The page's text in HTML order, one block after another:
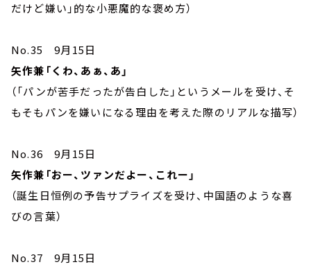
だけど嫌い」的な小悪魔的な褒め方）
No.35 9月15日
矢作兼「くわ、あぁ、あ」
（「パンが苦手だったが告白した」というメールを受け、そ
もそもパンを嫌いになる理由を考えた際のリアルな描写）
No.36 9月15日
矢作兼「おー、ツァンだよー、これー」
（誕生日恒例の予告サプライズを受け、中国語のような喜
びの言葉）
No.37 9月15日